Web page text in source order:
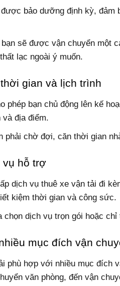
bảo dưỡng định kỳ, đảm
bạn sẽ được vận chuyển một
lạc ngoài ý muốn.
gian và lịch trình
phép bạn chủ động lên kế
và địa điểm.
phải chờ đợi, căn thời gian
hỗ trợ
dịch vụ thuê xe vận tải đi
kiệm thời gian và công sức.
chọn dịch vụ trọn gói hoặc
mục đích vận
phù hợp với nhiều mục đích
văn phòng, đến vận